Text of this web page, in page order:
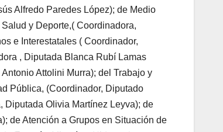
Alfredo Paredes López); de Medio
y Deporte,( Coordinadora,
e Interestatales ( Coordinador,
, Diputada Blanca Rubí Lamas
Attolini Murra); del Trabajo y
Pública, (Coordinador, Diputado
Olivia Martínez Leyva); de
de Atención a Grupos en Situación de